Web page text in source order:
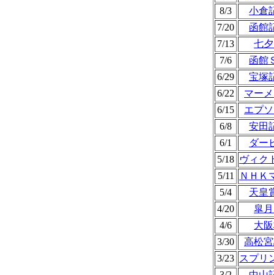
8/3
小倉
7/20
函館
7/13
七
7/6
函館
6/29
宝塚
6/22
マー
6/15
エプ
6/8
安田
6/1
ダー
5/18 ヴィク
5/11
ＮＨＫ
5/4
天皇
4/20
皐
4/6
大
3/30
高松
3/23 スプリ